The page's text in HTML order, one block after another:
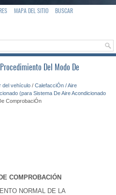
MAPA DEL SITIO BUSCAR
Del Modo De
del vehículo / CalefacciÓn / Aire
(para Sistema De Aire Acondicionado
ComprobaciÓn
COMPROBACIÓN
NORMAL DE LA